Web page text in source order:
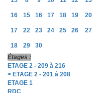
16 15 16 17 18 19 20
17 22 23 24 25 26 27
18 29
30
Étages :
ETAGE 2 - 209 à 216
> ETAGE 2 - 201 à 208
ETAGE 1
RDC